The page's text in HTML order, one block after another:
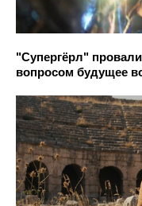
"Супергёрл"
вопросом будущее